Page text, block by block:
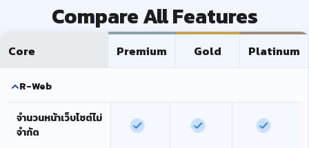
Compare All Features
Core Premium Gold Platinum
R-Web
จำนวนหน้าเว็บไซต์ไม่
จำกัด